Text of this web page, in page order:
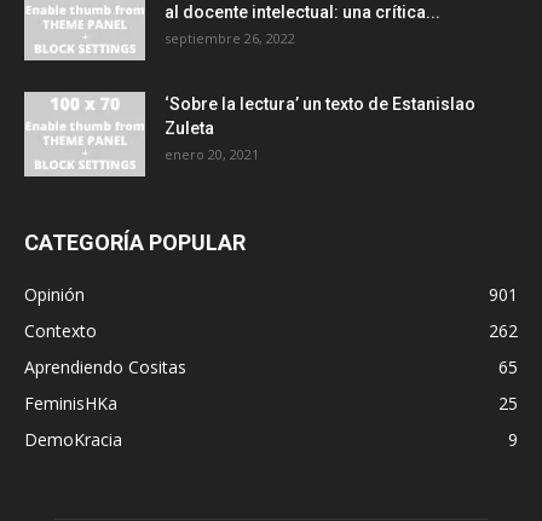
al docente intelectual: una crítica...
septiembre 26, 2022
‘Sobre la lectura’ un texto de Estanislao
Zuleta
enero 20, 2021
CATEGORÍA POPULAR
Opinión
901
Contexto
262
Aprendiendo Cositas
65
FeminisHKa
25
DemoKracia
9